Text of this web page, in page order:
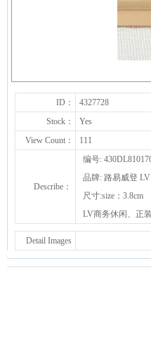
ID： 4327728
Stock：
Yes
View Count：
111
Describe：
编号:
品牌: 路易威登 LV
尺寸:size：3.8cm
LV商务休闲、正
Detail Images